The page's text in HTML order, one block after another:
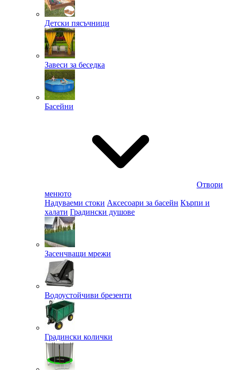
Детски пясъчници
Завеси за беседка
Басейни
Отвори
менюто
Надуваеми стоки Аксесоари за басейн Кърпи и
халати Градински душове
Засенчващи мрежи
Водоустойчиви брезенти
Градински колички